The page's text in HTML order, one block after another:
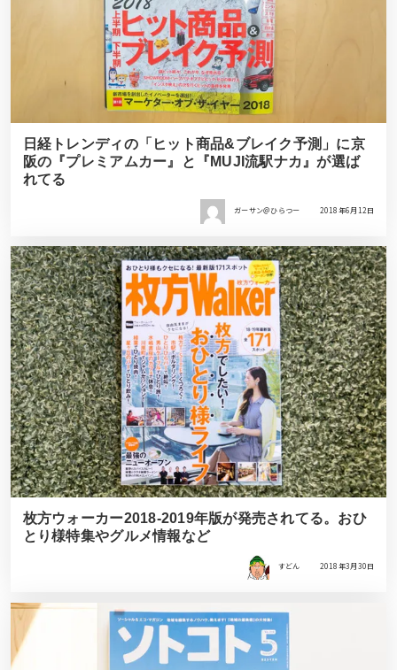
日経トレンディの「ヒット商品&ブレイク予測」に京
阪の『プレミアムカー』と『MUJI流駅ナカ』が選ば
れてる
ガーサン＠ひらつー 2018年6月12日
枚方ウォーカー2018-2019年版が発売されてる。おひ
とり様特集やグルメ情報など
すどん 2018年3月30日